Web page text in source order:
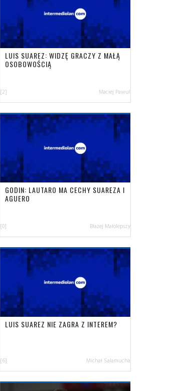
LUIS SUAREZ: WIDZĘ GRACZY Z MAŁĄ
OSOBOWOŚCIĄ
[2] Maciej Pawul
GODIN: LAUTARO MA CECHY SUAREZA I
AGUERO
[0] Błażej Małolepszy
LUIS SUAREZ NIE ZAGRA Z INTEREM?
[6] Michał Salamucha